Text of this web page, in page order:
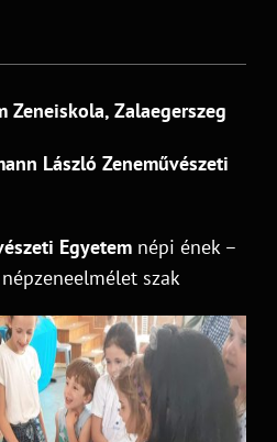
Zeneiskola, Zalaegerszeg
László Zeneművészeti
Egyetem népi ének –
szak